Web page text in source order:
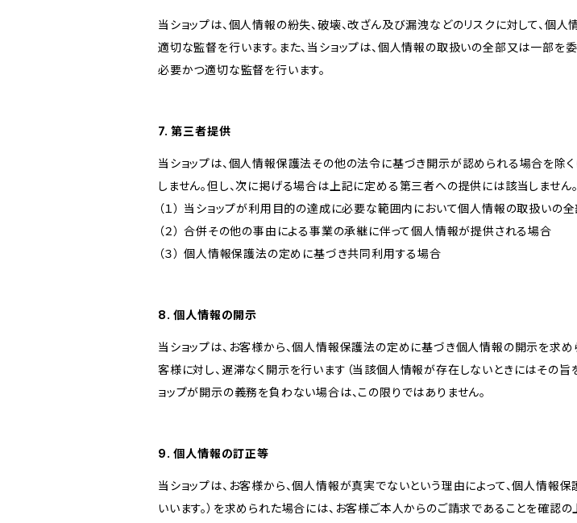
当ショップは、個人情報の紛失、破壊、改ざん及び漏洩などのリスクに対して、個
適切な監督を行います。また、当ショップは、個人情報の取扱いの全部又は一部
必要かつ適切な監督を行います。
7. 第三者提供
当ショップは、個人情報保護法その他の法令に基づき開示が認められる場合を除
しません。但し、次に掲げる場合は上記に定める第三者への提供には該当しません。
（１） 当ショップが利用目的の達成に必要な範囲内において個人情報の取扱い
（２） 合併その他の事由による事業の承継に伴って個人情報が提供される場合
（３） 個人情報保護法の定めに基づき共同利用する場合
8. 個人情報の開示
当ショップは、お客様から、個人情報保護法の定めに基づき個人情報の開示を求
客様に対し、遅滞なく開示を行います（当該個人情報が存在しないときにはその旨
ョップが開示の義務を負わない場合は、この限りではありません。
9. 個人情報の訂正等
当ショップは、お客様から、個人情報が真実でないという理由によって、個人情報
いいます。）を求められた場合には、お客様ご本人からのご請求であることを確